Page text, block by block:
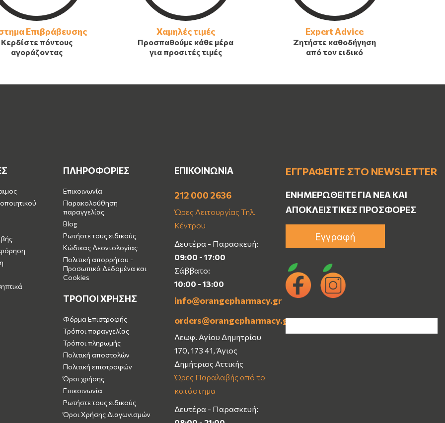
Επιβράβευσης
Κερδίστε πόντους
αγοράζοντας
Χαμηλές τιμές
Προσπαθούμε κάθε μέρα
για προσιτές τιμές
Expert Advice
Ζητήστε καθοδήγηση
από τον ειδικό
ΠΛΗΡΟΦΟΡΙΕΣ
Επικοινωνία
Παρακολούθηση
παραγγελίας
Blog
Ρωτήστε τους ειδικούς
Κώδικας Δεοντολογίας
Πολιτική απορρήτου -
Προσωπικά Δεδομένα και
Cookies
ΤΡΟΠΟΙ ΧΡΗΣΗΣ
Φόρμα Επιστροφής
Τρόποι παραγγελίας
Τρόποι πληρωμής
Πολιτική αποστολών
Πολιτική επιστροφών
Όροι χρήσης
Επικοινωνία
Ρωτήστε τους ειδικούς
Όροι Χρήσης Διαγωνισμών
ΕΠΙΚΟΙΝΩΝΙΑ
212 000 2636
Ώρες Λειτουργίας Τηλ.
Κέντρου
Δευτέρα - Παρασκευή:
09:00 - 17:00
Σάββατο:
10:00 - 13:00
info@orangepharmacy.gr
orders@orangepharmacy.gr
Λεωφ. Αγίου Δημητρίου
170, 173 41, Άγιος
Δημήτριος Αττικής
Ώρες Παραλαβής από το
κατάστημα
Δευτέρα - Παρασκευή:
ΕΓΓΡΑΦΕΊΤΕ ΣΤΟ NEWSLETTER
ΕΝΗΜΕΡΩΘΕΊΤΕ ΓΙΑ ΝΈΑ ΚΑΙ
ΑΠΟΚΛΕΙΣΤΙΚΈΣ ΠΡΟΣΦΟΡΈΣ
Εγγραφή